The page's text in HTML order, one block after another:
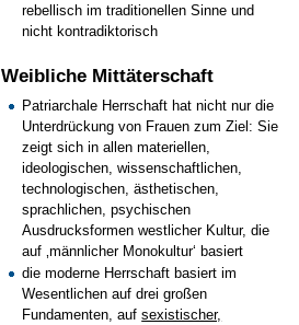
rebellisch im traditionellen Sinne und
nicht kontradiktorisch
Weibliche Mittäterschaft
Patriarchale Herrschaft hat nicht nur die
Unterdrückung von Frauen zum Ziel: Sie
zeigt sich in allen materiellen,
ideologischen, wissenschaftlichen,
technologischen, ästhetischen,
sprachlichen, psychischen
Ausdrucksformen westlicher Kultur, die
auf ‚männlicher Monokultur‘ basiert
die moderne Herrschaft basiert im
Wesentlichen auf drei großen
Fundamenten, aufsexistischer,